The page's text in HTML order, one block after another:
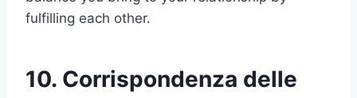
fulfilling each other.
10. Corrispondenza delle